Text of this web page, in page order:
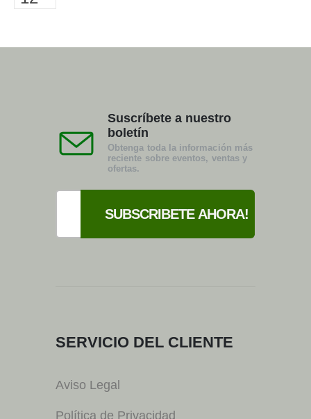
Suscríbete a nuestro
boletín
Obtenga toda la información más
reciente sobre eventos, ventas y
ofertas.
SERVICIO DEL CLIENTE
Aviso Legal
Política de Privacidad